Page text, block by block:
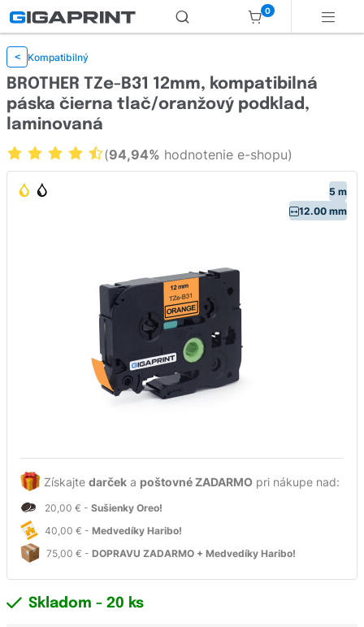
0
< Kompatibilný
5 m
12.00 mm
Získajte darček a poštovné ZADARMO pri nákupe nad:
20,00 € - Sušienky Oreo!
40,00 € - Medvedíky Haribo!
75,00 € - DOPRAVU ZADARMO + Medvedíky Haribo!
BROTHER TZe-B31 12mm, kompatibilná
páska čierna tlač/oranžový podklad,
laminovaná
(94,94% hodnotenie e-shopu)
Skladom - 20 ks